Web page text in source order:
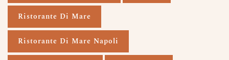
Ristorante Di Mare
Ristorante Di Mare Napoli